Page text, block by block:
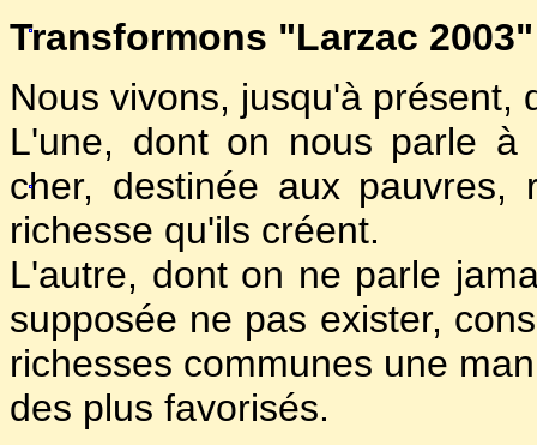
Transformons "Larzac
Nous vivons, jusqu'à présent,
L'une, dont on nous parle à
cher, destinée aux
richesse qu'ils créent.
L'autre, dont on ne parle
supposée ne pas exister,
richesses communes une
des plus favorisés.